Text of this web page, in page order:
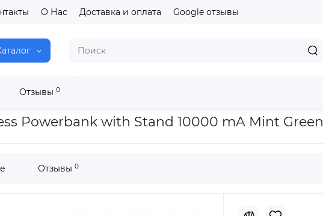
О Нас Доставка и оплата Google отзывы
Отзывы 0
with Stand 10000 mA Mint Green
Powerbank with Stand 10000 mA Mint Green
Отзывы 0